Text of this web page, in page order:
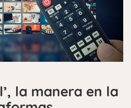
la manera en la